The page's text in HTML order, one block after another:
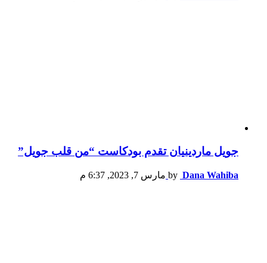
جويل ماردينيان تقدم بودكاست “من قلب جويل”
by Dana Wahiba مارس 7, 2023, 6:37 م